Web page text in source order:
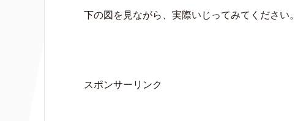
下の図を見ながら、実際いじってみてください。
スポンサーリンク